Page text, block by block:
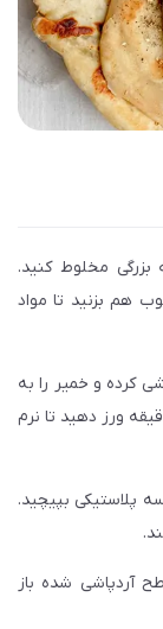
بزرگی مخلوط کنید.
هم بزنید تا مواد
کرده و خمیر را به
دهید. خمیر نان را با دست به مدت ۵ دقیقه ورز دهید تا نرم
کیسه پلاستیکی بپیچید.
آردپاشی شده باز